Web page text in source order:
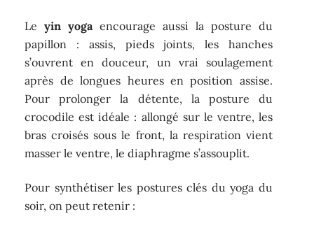
Leyin yogaencourage aussi la posture du
papillon : assis, pieds joints, les hanches
s’ouvrent en douceur, un vrai soulagement
après de longues heures en position assise.
Pour prolonger la détente, la posture du
crocodile est idéale : allongé sur le ventre, les
bras croisés sous le front, la respiration vient
masser le ventre, le diaphragme s’assouplit.
Pour synthétiser les postures clés du yoga du
soir, on peut retenir :